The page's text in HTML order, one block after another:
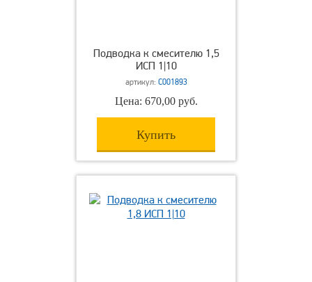
Подводка к смесителю 1,5
ИСП 1|10
артикул: С001893
Цена: 670,00 руб.
Купить